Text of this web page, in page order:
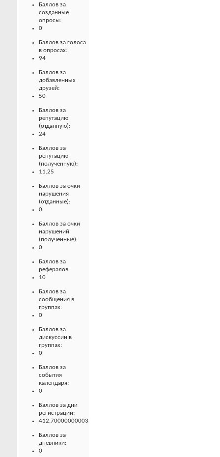
Баллов за
созданные
опросы:
0
Баллов за голоса
в опросах:
94
Баллов за
добавленных
друзей:
50
Баллов за
репутацию
(отданную):
24
Баллов за
репутацию
(полученную):
11.25
Баллов за очки
нарушения
(отданные):
0
Баллов за очки
нарушений
(полученные):
0
Баллов за
рефералов:
10
Баллов за
сообщения в
группах:
0
Баллов за
дискуссии в
группах:
0
Баллов за
события
календаря:
0
Баллов за дни
регистрации:
412.70000000003
Баллов за
дневники:
0